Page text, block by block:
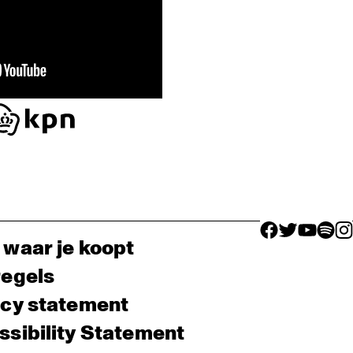
facebook icon
facebook
facebook
je koopt
statement
Statement